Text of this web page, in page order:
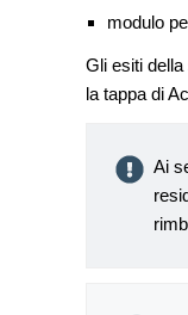
modulo
Gli esiti
la tappa di
Ai